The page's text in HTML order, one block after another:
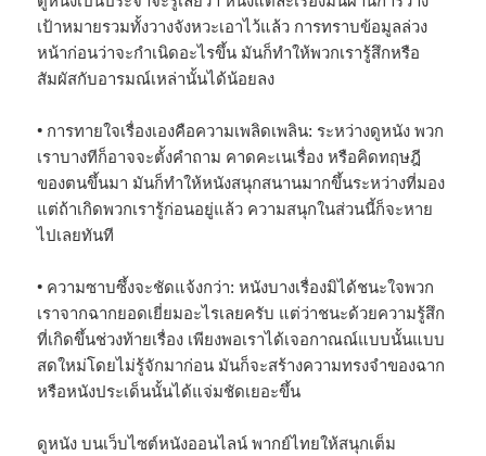
เป้าหมายรวมทั้งวางจังหวะเอาไว้แล้ว การทราบข้อมูลล่วง
หน้าก่อนว่าจะกำเนิดอะไรขึ้น มันก็ทำให้พวกเรารู้สึกหรือ
สัมผัสกับอารมณ์เหล่านั้นได้น้อยลง
• การทายใจเรื่องเองคือความเพลิดเพลิน: ระหว่างดูหนัง พวก
เราบางทีก็อาจจะตั้งคำถาม คาดคะเนเรื่อง หรือคิดทฤษฎี
ของตนขึ้นมา มันก็ทำให้หนังสนุกสนานมากขึ้นระหว่างที่มอง
แต่ถ้าเกิดพวกเรารู้ก่อนอยู่แล้ว ความสนุกในส่วนนี้ก็จะหาย
ไปเลยทันที
• ความซาบซึ้งจะชัดแจ้งกว่า: หนังบางเรื่องมิได้ชนะใจพวก
เราจากฉากยอดเยี่ยมอะไรเลยครับ แต่ว่าชนะด้วยความรู้สึก
ที่เกิดขึ้นช่วงท้ายเรื่อง เพียงพอเราได้เจอกาณณ์แบบนั้นแบบ
สดใหม่โดยไม่รู้จักมาก่อน มันก็จะสร้างความทรงจำของฉาก
หรือหนังประเด็นนั้นได้แจ่มชัดเยอะขึ้น
ดูหนัง บนเว็บไซต์หนังออนไลน์ พากย์ไทยให้สนุกเต็ม